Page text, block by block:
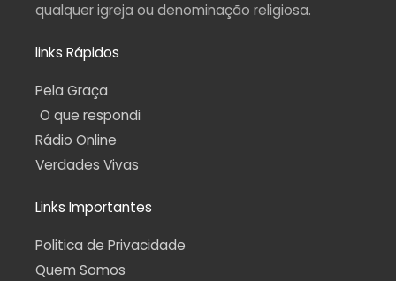
qualquer igreja ou denominação religiosa.
links Rápidos
Pela Graça
O que respondi
Rádio Online
Verdades Vivas
Links Importantes
Politica de Privacidade
Quem Somos